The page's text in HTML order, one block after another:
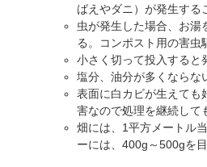
ばえやダニ）が発生する
虫が発生した場合、お湯
る。コンポスト用の害虫
小さく切って投入すると
塩分、油分が多くならな
表面に白カビが生えても
害なので処理を継続して
畑には、1平方メートル
ーには、400g～500gを目